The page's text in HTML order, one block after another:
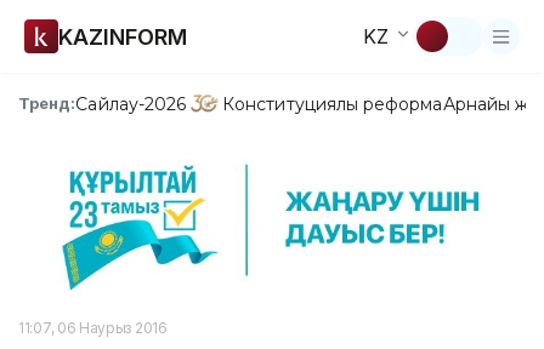
KAZINFORM KZ
Тренд:Сайлау-2026 Конституциялық реформаАрнайы
11:07, 06 Наурыз 2016